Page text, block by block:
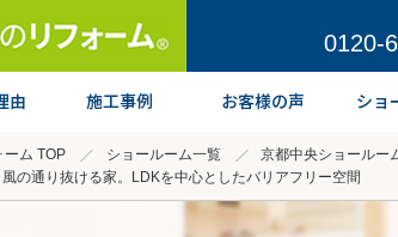
0120-
ーム TOP ショールーム一覧 京都中央ショールー
の通り抜ける家。LDKを中心としたバリアフリー空間